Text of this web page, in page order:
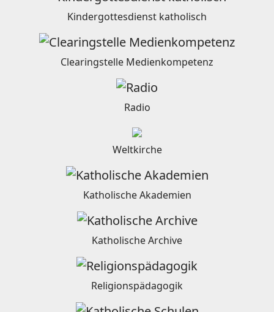
Kindergottesdienst katholisch
Clearingstelle Medienkompetenz
Radio
Weltkirche
Katholische Akademien
Katholische Archive
Religionspädagogik